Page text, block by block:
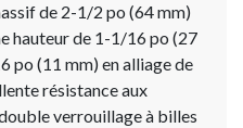
de 2-1/2 po (64 mm)
hauteur de 1-1/16 po (27
po (11 mm) en alliage de
résistance aux
verrouillage à billes